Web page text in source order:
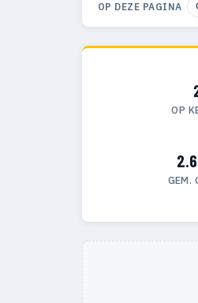
OP DEZE PAGINA
OP
GEM.